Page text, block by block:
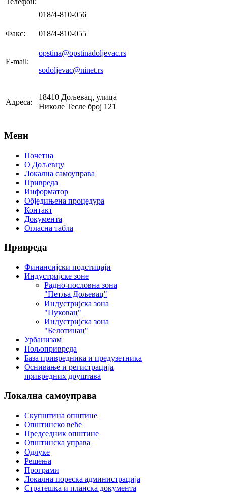
018/4-810-056
Факс: 018/4-810-055
E-mail:
opstina@opstinadoljevac.rs
sodoljevac@ninet.rs
Адреса:
18410 Дољевац, улица
Николе Тесле број 121
Мени
Почетна
О Дољевцу
Локална самоуправа
Привреда
Информатор
Обједињена процедура
Контакт
Документа
Огласна табла
Привреда
Финансијски подстицаји
Индустријске зоне
Радно-пословна зона
"Петља Дољевац"
Индустријска зона
"Пуковац"
Индустријска зона
"Белотинац"
Урбанизам
Пољопривреда
База привредника и предузетника
Оснивање и регистрација
привредних друштава
Локална самоуправа
Скупштина општине
Општинско веће
Председник општине
Општинска управа
Одлуке
Решења
Програми
Локална пореска администрација
Стратешка и планска документа